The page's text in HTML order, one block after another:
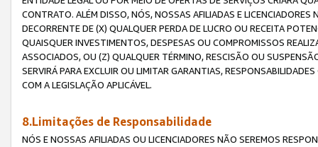
CONTRATO. ALÉM DISSO, NÓS, NOSSAS AFILIADAS E
DECORRENTE DE (X) QUALQUER PERDA DE LUCRO OU RECEITA
QUAISQUER INVESTIMENTOS, DESPESAS OU COMPROMISSOS
ASSOCIADOS, OU (Z) QUALQUER TÉRMINO, RESCISÃO OU
SERVIRÁ PARA EXCLUIR OU LIMITAR GARANTIAS,
COM A LEGISLAÇÃO APLICÁVEL.
8.Limitações de Responsabilidade
NÓS E NOSSAS AFILIADAS OU LICENCIADORES NÃO SEREMOS